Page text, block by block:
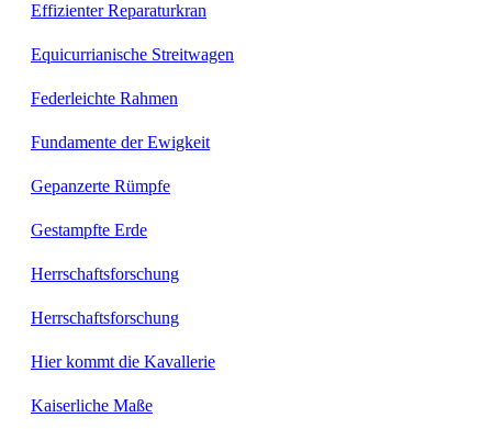
Effizienter Reparaturkran
Equicurrianische Streitwagen
Federleichte Rahmen
Fundamente der Ewigkeit
Gepanzerte Rümpfe
Gestampfte Erde
Herrschaftsforschung
Herrschaftsforschung
Hier kommt die Kavallerie
Kaiserliche Maße